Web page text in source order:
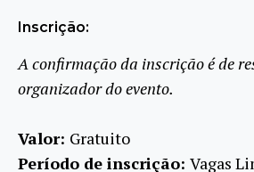
Inscrição:
A confirmação da inscrição é de
organizador do evento.
Valor: Gratuito
Período de inscrição: Vagas